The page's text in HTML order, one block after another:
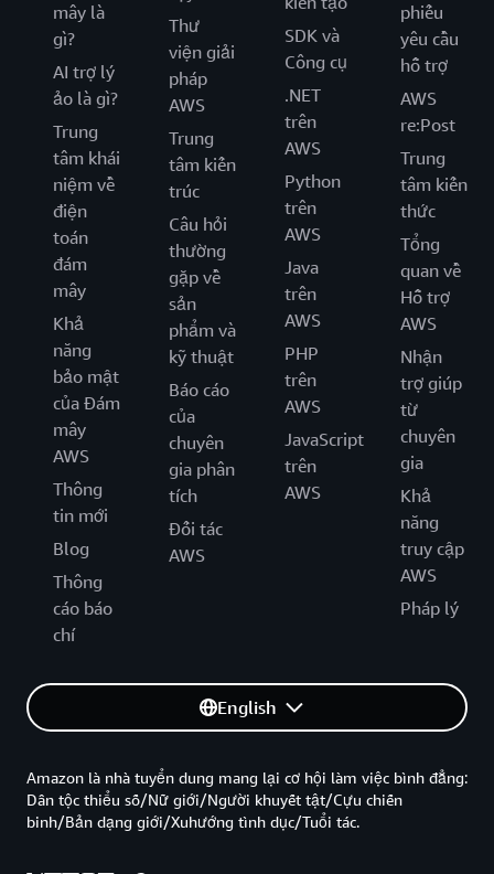
mây là
gì?
AI trợ lý
ảo là gì?
Trung
tâm khái
niệm về
điện
toán
đám
mây
Khả
năng
bảo mật
của Đám
mây
AWS
Thông
tin mới
Blog
Thông
cáo báo
chí
Thư
viện giải
pháp
AWS
Trung
tâm kiến
trúc
Câu hỏi
thường
gặp về
sản
phẩm và
kỹ thuật
Báo cáo
của
chuyên
gia phân
tích
Đối tác
AWS
SDK và
Công cụ
.NET
trên
AWS
Python
trên
AWS
Java
trên
AWS
PHP
trên
AWS
JavaScript
trên
AWS
phiếu
yêu cầu
hỗ trợ
AWS
re:Post
Trung
tâm kiến
thức
Tổng
quan về
Hỗ trợ
AWS
Nhận
trợ giúp
từ
chuyên
gia
Khả
năng
truy cập
AWS
Pháp lý
English
Amazon là nhà tuyển dung mang lại cơ hội làm việc bình đẳng:
Dân tộc thiểu số/Nữ giới/Người khuyết tật/Cựu chiến
binh/Bản dạng giới/Xuhướng tình dục/Tuổi tác.